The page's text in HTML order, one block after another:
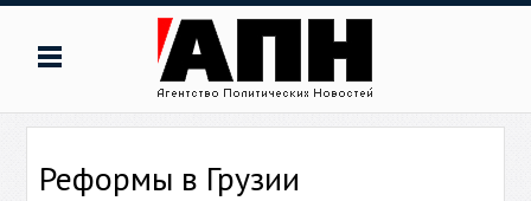
Реформы в Грузии